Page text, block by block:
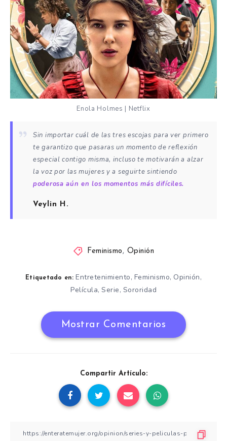
Enola Holmes | Netflix
Sin importar cuál de las tres escojas para ver primero
te garantizo que pasaras un momento de reflexión
especial contigo misma, incluso te motivarán a alzar
la voz por las mujeres y a seguirte sintiendo
poderosa aún en los momentos más difíciles.
Veylin H.
Feminismo, Opinión
Etiquetado en: Entretenimiento, Feminismo, Opinión,
Película, Serie, Sororidad
Mostrar Comentarios
Compartir Artículo: